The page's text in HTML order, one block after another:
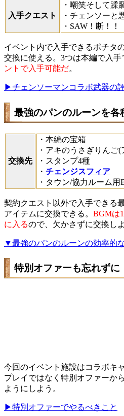
入手クエスト
・嘲笑そして蹂
・チェンソーと
・SAW！断！！
イベント内で入手できるポチタ
交換に使える。3つは本編で入手
ントで入手可能だ。
▶チェンソーマンコラボ武器の
最強のパンのルーンを各
交換先
・本編の宝箱
・アキのうさぎりんご(
・スタンプ4種
・ チェンジスフィア
・タウン/協力ルーム用
契約クエスト以外で入手できる
アイテムに交換できる。 BGMは
に入るので、欠かさずに交換しよ
▼最強のパンのルーンの効率的
特別オファーも忘れずに
今回のイベント施設はコラボキ
プレイではなく特別オファーか
ようにしよう。
▶特別オファーでやるべきこと